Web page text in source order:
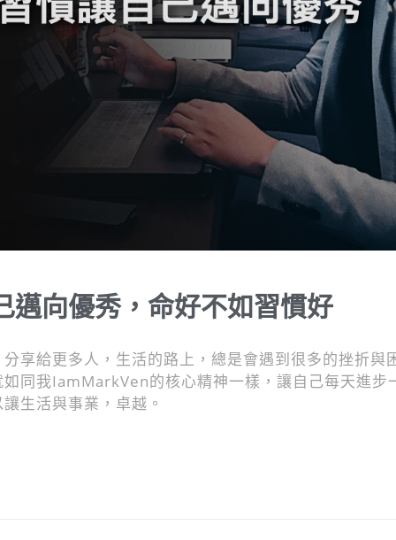
邁向優秀，命好不如習慣好
享給更多人，生活的路上，總是會遇到很多的挫折與
同我IamMarkVen的核心精神一樣，讓自己每天進步
生活與事業，卓越。